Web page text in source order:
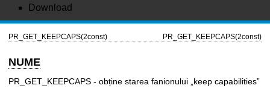
Download
PR_GET_KEEPCAPS(2const) PR_GET_KEEPCAPS(2const)
NUME
PR_GET_KEEPCAPS - obține starea fanionului „keep capabilities”